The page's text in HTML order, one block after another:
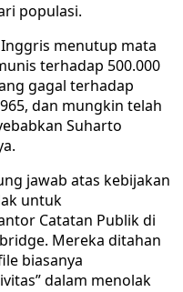
populasi.
menutup mata
terhadap 500.000
gagal terhadap
dan mungkin telah
Suharto
jawab atas kebijakan
untuk
Catatan Publik di
Mereka ditahan
biasanya
dalam menolak